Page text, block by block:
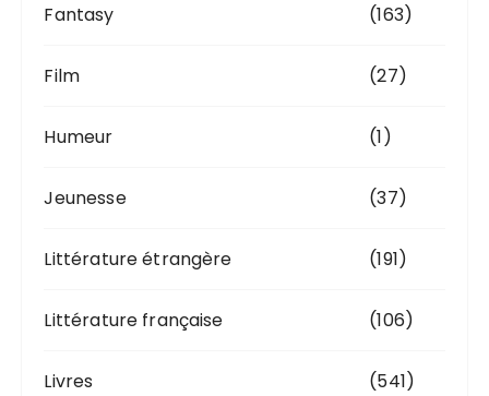
Fantasy (163)
Film (27)
Humeur (1)
Jeunesse (37)
Littérature étrangère (191)
Littérature française (106)
Livres (541)